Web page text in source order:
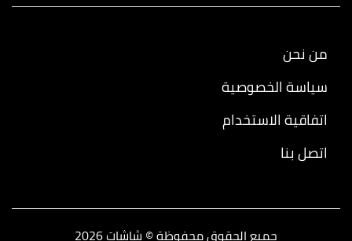
من نحن
سياسة الخصوصية
اتفاقية الاستخدام
اتصل بنا
جميع الحقوق محفوظة © شاشات 2026